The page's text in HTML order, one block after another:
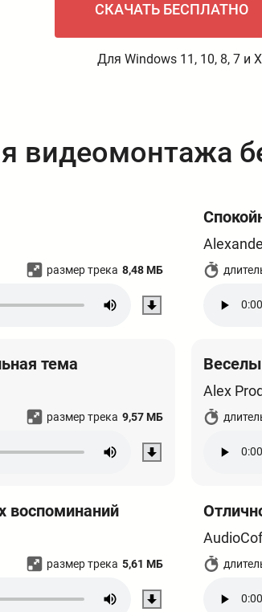
СКАЧАТЬ БЕСПЛАТНО
Для Windows 11, 10, 8, 7 и
видеомонтажа
размер трека 8,48 МБ
тема
размер трека 9,57 МБ
Alex
воспоминаний
размер трека 5,61 МБ